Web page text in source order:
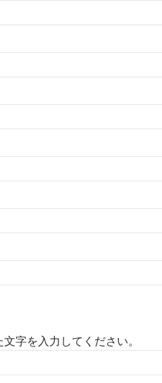
文字を入力してください。